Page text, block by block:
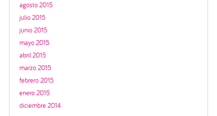
agosto 2015
julio 2015
junio 2015
mayo 2015
abril 2015
marzo 2015
febrero 2015
enero 2015
diciembre 2014